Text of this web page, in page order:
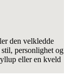
den velkledde
personlighet og
eller en kveld